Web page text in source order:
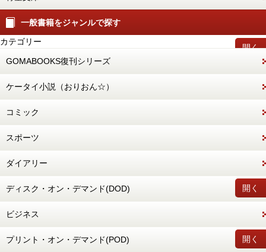
一般書籍をジャンルで探す
開く
カテゴリー
GOMABOOKS復刊シリーズ
ケータイ小説（おりおん☆）
コミック
スポーツ
ダイアリー
開く
ディスク・オン・デマンド(DOD)
ビジネス
開く
プリント・オン・デマンド(POD)